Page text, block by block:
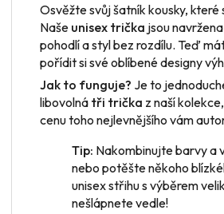
Osvěžte svůj šatník kousky, které
Naše unisex trička jsou
pohodlí a styl bez rozdílu. Teď
pořídit si své oblíbené designy
Jak to funguje? Je to
libovolná tři trička z naší
cenu toho nejlevnějšího vám
Tip: Nakombinujte barvy a
nebo potěšte někoho
unisex střihu s výběrem
nešlápnete vedle!